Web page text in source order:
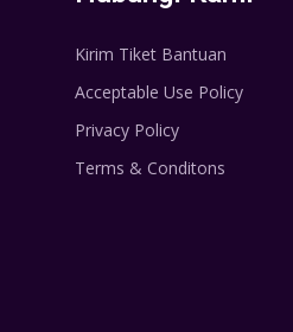
Kirim Tiket Bantuan
Acceptable Use Policy
Privacy Policy
Terms & Conditons